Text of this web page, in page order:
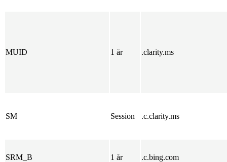
MUID 1 år .clarity.ms
SM Session .c.clarity.ms
SRM_B 1 år .c.bing.com